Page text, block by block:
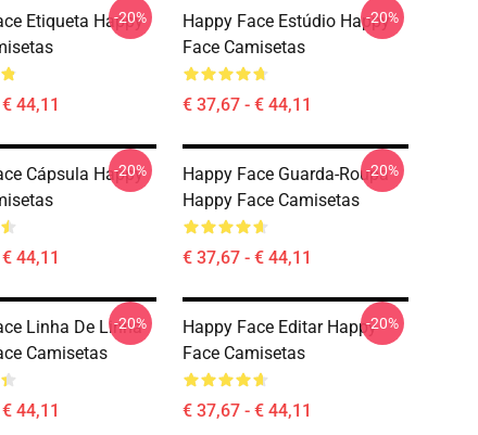
Etiqueta Happy
44,11
-20%
Happy Face Estúdio Happy
Face Camisetas
€ 37,67 - € 44,11
-20%
Cápsula Happy
44,11
-20%
Happy Face Guarda-Roupa
Happy Face Camisetas
€ 37,67 - € 44,11
-20%
Linha De Linha
Camisetas
44,11
-20%
Happy Face Editar Happy
Face Camisetas
€ 37,67 - € 44,11
-20%